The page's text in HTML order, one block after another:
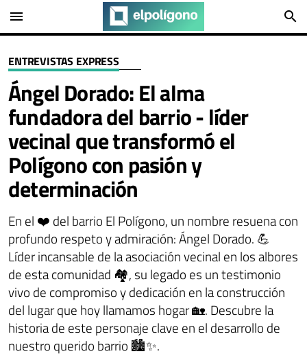
menu search
ENTREVISTAS EXPRESS
Ángel Dorado: El alma
fundadora del barrio - líder
vecinal que transformó el
Polígono con pasión y
determinación
En el ❤️ del barrio El Polígono, un nombre resuena con
profundo respeto y admiración: Ángel Dorado. 💪
Líder incansable de la asociación vecinal en los albores
de esta comunidad 🏘️, su legado es un testimonio
vivo de compromiso y dedicación en la construcción
del lugar que hoy llamamos hogar 🏡. Descubre la
historia de este personaje clave en el desarrollo de
nuestro querido barrio 🏙️✨.